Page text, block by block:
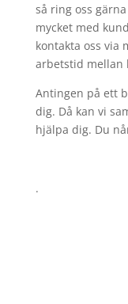
så ring oss
mycket med
kontakta oss via
arbetstid mellan
Antingen på ett
dig. Då kan vi
hjälpa dig. Du
.